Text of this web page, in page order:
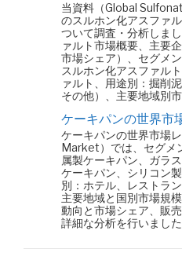
当資料（Global
のスルホン化アスファ
ついて調査・分析しま
ァルト市場概要、主要
市場シェア）、セグメ
スルホン化アスファル
ァルト、用途別：掘削
その他）、主要地域別
ケーキパンの世界市
ケーキパンの世界市場
Market）では、セグメ
属製ケーキパン、ガラ
ケーキパン、シリコン
別：ホテル、レストラ
主要地域と国別市場規
動向と市場シェア、販
詳細な分析を行いまし